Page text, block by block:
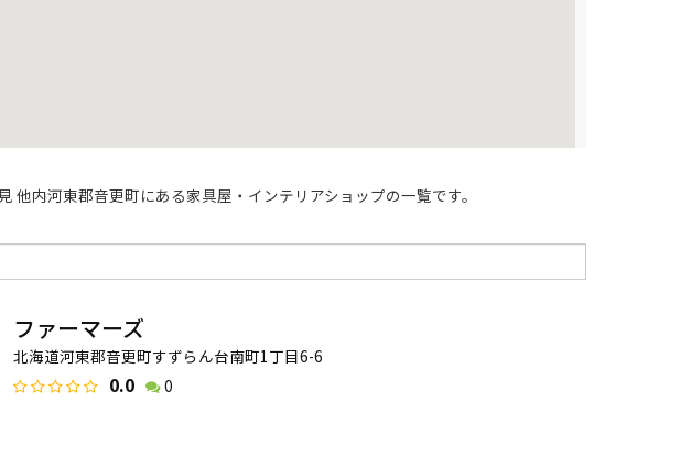
他内河東郡音更町にある家具屋・インテリアショップの一覧です。
ファーマーズ
北海道河東郡音更町すずらん台南町1丁目6-6
0.0 0